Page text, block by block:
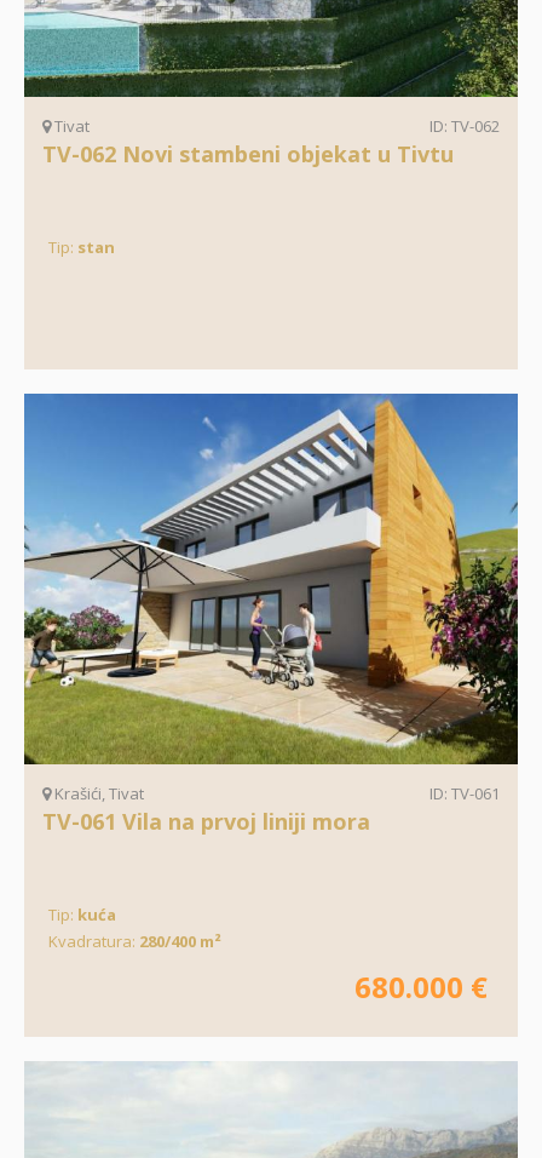
Tivat ID: TV-062
TV-062 Novi stambeni objekat u Tivtu
Tip: stan
Krašići, Tivat ID: TV-061
TV-061 Vila na prvoj liniji mora
Tip: kuća
Kvadratura: 280/400 m²
680.000 €